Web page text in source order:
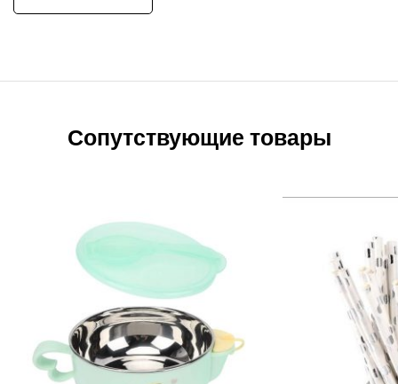
Сопутствующие товары